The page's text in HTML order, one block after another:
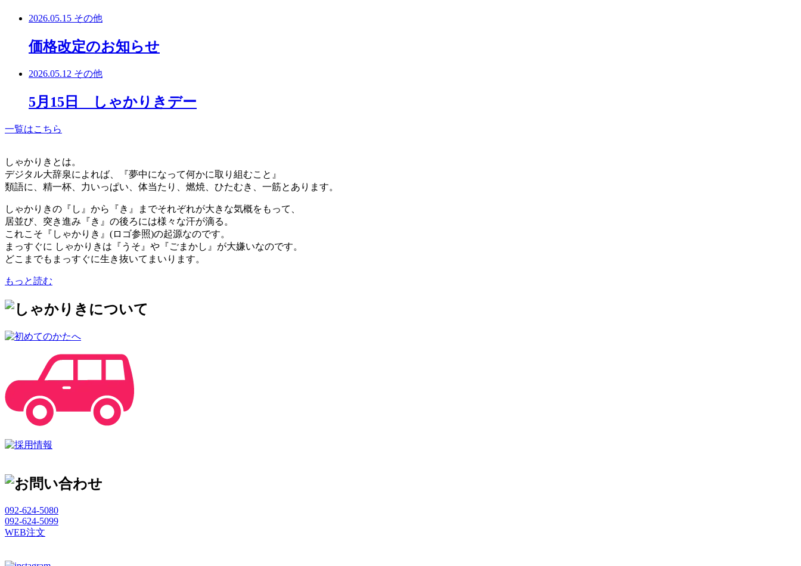
2026.05.15 その他
価格改定のお知らせ
2026.05.12 その他
5月15日 しゃかりきデー
一覧はこちら
しゃかりきとは。
デジタル大辞泉によれば、『夢中になって何かに取り組むこと』
類語に、精一杯、力いっぱい、体当たり、燃焼、ひたむき、一筋とあります。
しゃかりきの『し』から『き』までそれぞれが大きな気概をもって、
居並び、突き進み『き』の後ろには様々な汗が滴る。
これこそ『しゃかりき』(ロゴ参照)の起源なのです。
まっすぐに しゃかりきは『うそ』や『ごまかし』が大嫌いなのです。
どこまでもまっすぐに生き抜いてまいります。
もっと読む
092-624-5080
092-624-5099
WEB注文